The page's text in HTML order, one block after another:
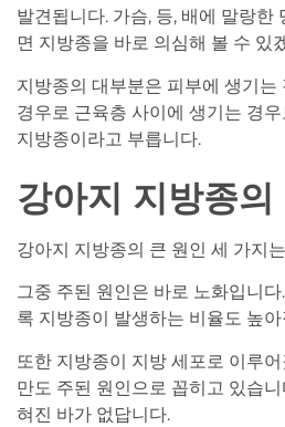
발견됩니다. 가슴, 등, 배에 말랑한
면 지방종을 바로 의심해 볼 수 있
지방종의 대부분은 피부에 생기는
경우로 근육층 사이에 생기는 경
지방종이라고 부릅니다.
강아지 지방종
강아지 지방종의 큰 원인 세 가지
그중 주된 원인은 바로 노화입니
록 지방종이 발생하는 비율도 높
또한 지방종이 지방 세포로 이루
만도 주된 원인으로 꼽히고 있습
혀진 바가 없답니다.